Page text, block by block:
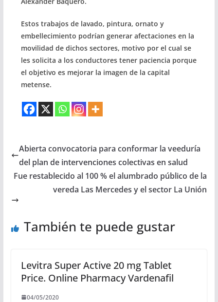
Estos trabajos de lavado, pintura, ornato y
embellecimiento podrían generar afectaciones en la
movilidad de dichos sectores, motivo por el cual se
les solicita a los conductores tener paciencia porque
el objetivo es mejorar la imagen de la capital
metense.
Abierta convocatoria para conformar la veeduría
del plan de intervenciones colectivas en salud
Fue restablecido al 100 % el alumbrado público de la
vereda Las Mercedes y el sector La Unión
También te puede gustar
Levitra Super Active 20 mg Tablet
Price. Online Pharmacy Vardenafil
04/05/2020